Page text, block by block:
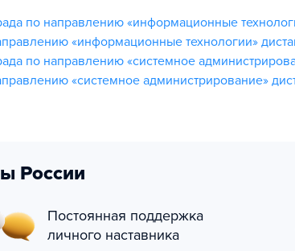
по направлению «информационные
«информационные технологии»
по направлению «системное
«системное администрирование»
России
Постоянная поддержка
личного наставника